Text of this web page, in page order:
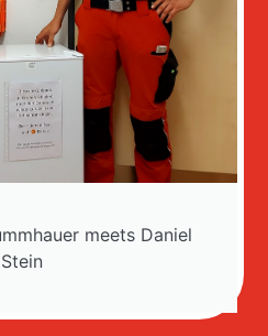
meets Daniel
Stein